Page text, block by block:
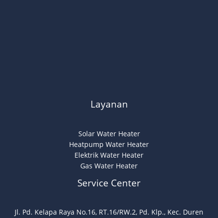
Layanan
Solar Water Heater
Heatpump Water Heater
Elektrik Water Heater
Gas Water Heater
Service Center
Jl. Pd. Kelapa Raya No.16, RT.16/RW.2, Pd. Klp., Kec. Duren